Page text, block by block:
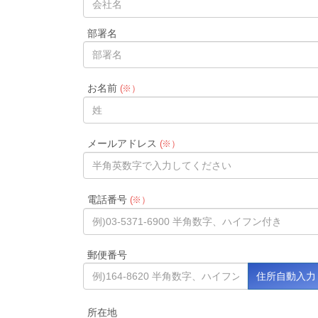
部署名
お名前(※）
メールアドレス (※）
電話番号(※）
郵便番号
所在地